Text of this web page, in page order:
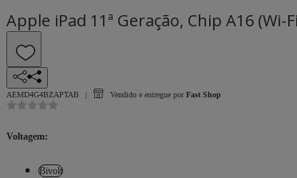
Apple iPad 11ª Geração, Chip A16 (Wi-
AEMD4G4BZAPTAB Vendido e entregue por Fast Shop
Voltagem:
Bivolt